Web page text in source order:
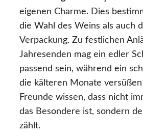
eigenen Charme. Dies
die Wahl des Weins als auch
Verpackung. Zu festlichen
Jahresenden mag ein edler
passend sein, während ein
die kälteren Monate versüßen
Freunde wissen, dass nicht
das Besondere ist, sondern
zählt.